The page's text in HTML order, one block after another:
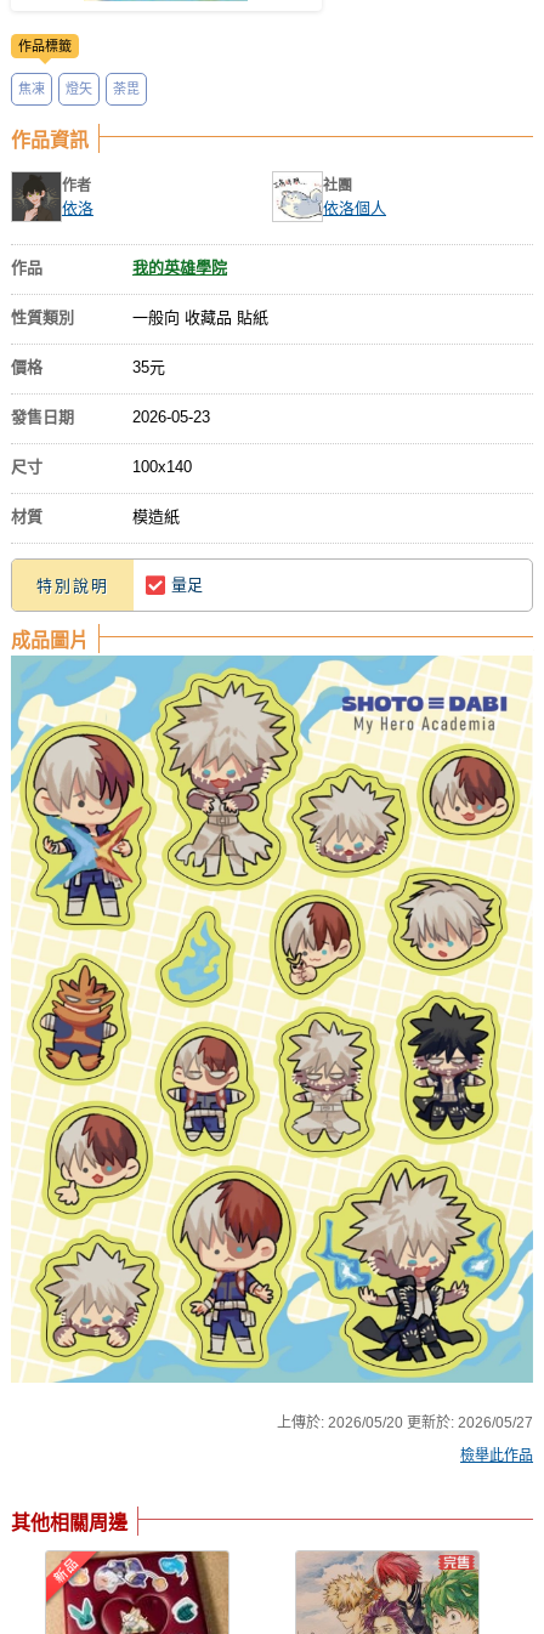
作品標籤
焦凍 燈矢 荼毘
作品資訊
作者
依洛
社團
依洛個人
作品 我的英雄學院
性質類別 一般向 收藏品 貼紙
價格 35元
發售日期 2026-05-23
尺寸 100x140
材質 模造紙
特別說明 量足
成品圖片
上傳於: 2026/05/20 更新於: 2026/05/27
檢舉此作品
其他相關周邊